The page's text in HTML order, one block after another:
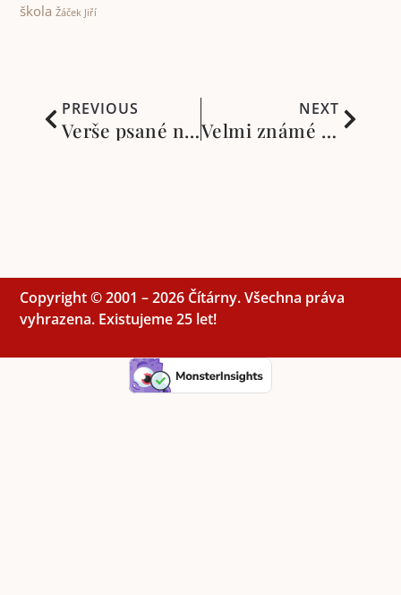
škola Žáček Jiří
PREVIOUS
Verše psané na vodu. Kokinšú. Sbírka starých a nových japonských básní
NEXT
Velmi známé básničky a básně? Ale víte, kdo je skutečně napsal?
Copyright © 2001 – 2026 Čítárny. Všechna práva
vyhrazena. Existujeme 25 let!